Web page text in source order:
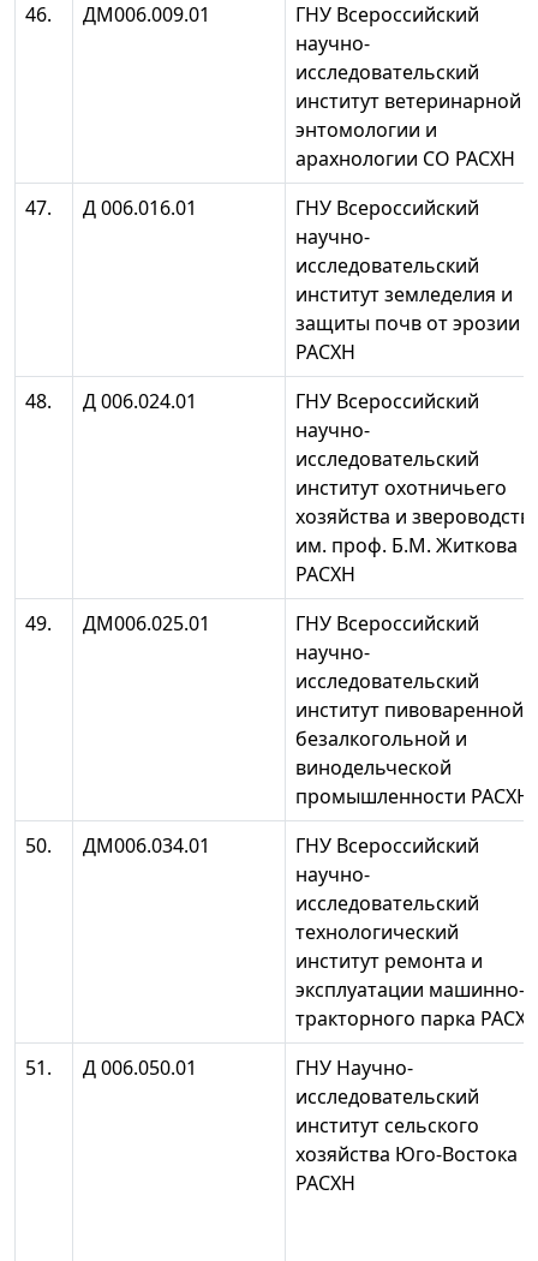
46.
ДМ006.009.01
ГНУ Всероссийский
научно-
исследовательский
институт ветеринарной
энтомологии и
арахнологии СО РАСХН
47.
Д 006.016.01
ГНУ Всероссийский
научно-
исследовательский
институт земледелия и
защиты почв от эрозии
РАСХН
48.
Д 006.024.01
ГНУ Всероссийский
научно-
исследовательский
институт охотничьего
хозяйства и
им. проф. Б.М. Житкова
РАСХН
49.
ДМ006.025.01
ГНУ Всероссийский
научно-
исследовательский
институт пивоваренной,
безалкогольной и
винодельческой
промышленности РАСХН
50.
ДМ006.034.01
ГНУ Всероссийский
научно-
исследовательский
технологический
институт ремонта и
эксплуатации машинно-
тракторного парка
51.
Д 006.050.01
ГНУ Научно-
исследовательский
институт сельского
хозяйства Юго-Востока
РАСХН